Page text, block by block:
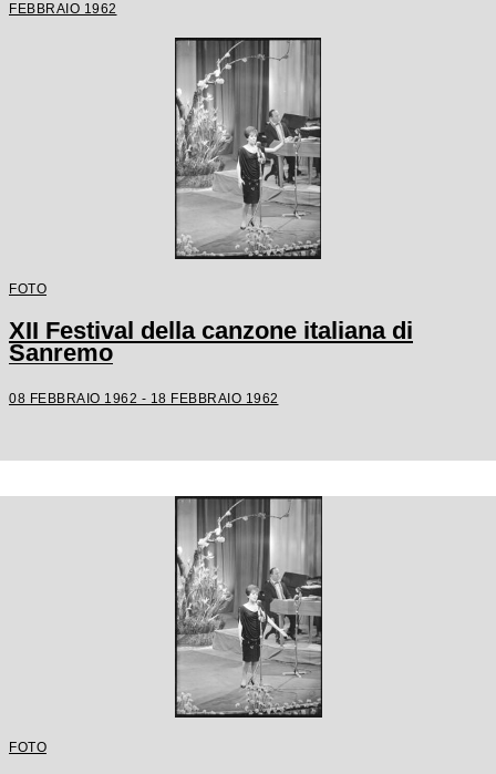
FEBBRAIO 1962
FOTO
XII Festival della canzone italiana di
Sanremo
08 FEBBRAIO 1962 - 18 FEBBRAIO 1962
FOTO